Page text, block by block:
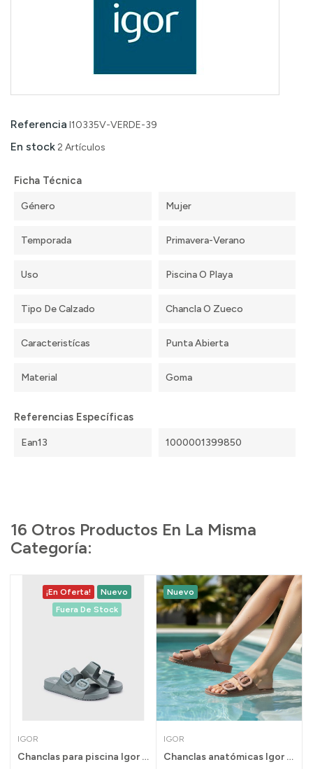
Referencia I10335V-VERDE-39
En stock 2 Artículos
Ficha Técnica
Género Mujer
Temporada Primavera-Verano
Uso Piscina O Playa
Tipo De Calzado Chancla O Zueco
Caracteristícas Punta Abierta
Material Goma
Referencias Específicas
Ean13 1000001399850
16 Otros Productos En La Misma
Categoría:
¡En Oferta!
Nuevo
Fuera De Stock
IGOR
Chanclas para piscina Igor para mujer Habanna...
Nuevo
IGOR
Chanclas anatómicas Igor Habana brillo rosa con...